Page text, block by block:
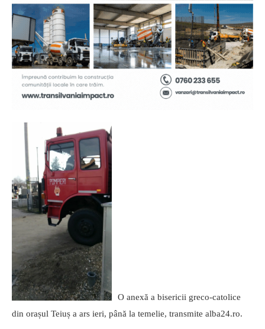
O anexă a bisericii greco-catolice
din orașul Teiuș a ars ieri, până la temelie, transmite alba24.ro.